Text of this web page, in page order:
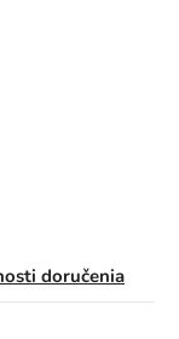
doručenia